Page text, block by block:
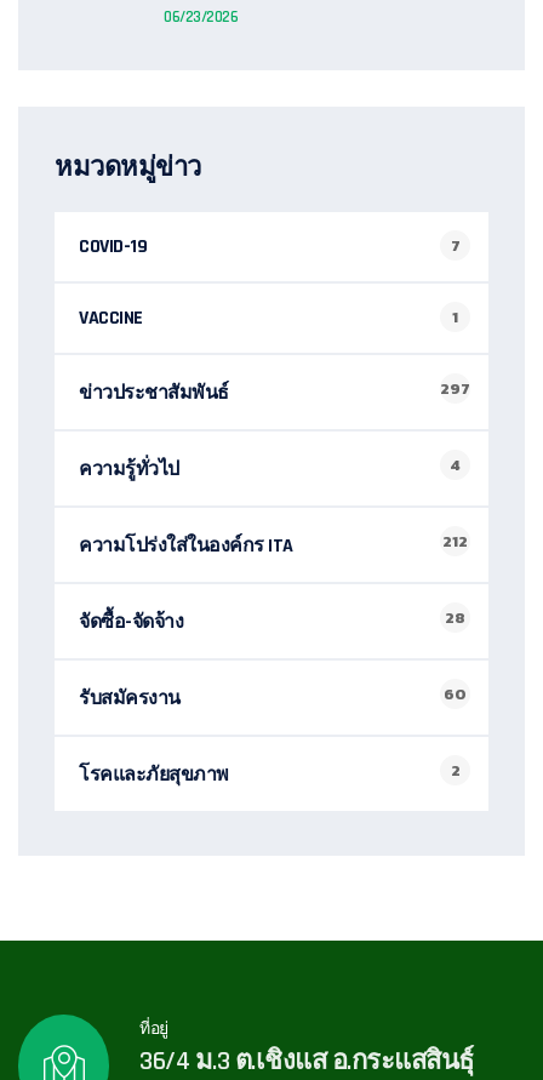
06/23/2026
หมวดหมู่ข่าว
COVID-19 7
VACCINE 1
ข่าวประชาสัมพันธ์ 297
ความรู้ทั่วไป 4
ความโปร่งใส่ในองค์กร ITA 212
จัดซื้อ-จัดจ้าง 28
รับสมัครงาน 60
โรคและภัยสุขภาพ 2
ที่อยู่
36/4 ม.3 ต.เชิงแส อ.กระแสสินธุ์